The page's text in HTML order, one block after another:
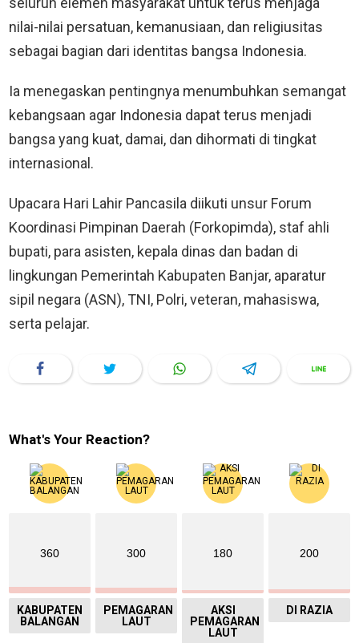
nilai-nilai persatuan, kemanusiaan, dan religiusitas
sebagai bagian dari identitas bangsa Indonesia.
Ia menegaskan pentingnya menumbuhkan semangat
kebangsaan agar Indonesia dapat terus menjadi
bangsa yang kuat, damai, dan dihormati di tingkat
internasional.
Upacara Hari Lahir Pancasila diikuti unsur Forum
Koordinasi Pimpinan Daerah (Forkopimda), staf ahli
bupati, para asisten, kepala dinas dan badan di
lingkungan Pemerintah Kabupaten Banjar, aparatur
sipil negara (ASN), TNI, Polri, veteran, mahasiswa,
serta pelajar.
What's Your Reaction?
360
KABUPATEN
BALANGAN
300
PEMAGARAN
LAUT
180
AKSI
PEMAGARAN
LAUT
200
DI RAZIA